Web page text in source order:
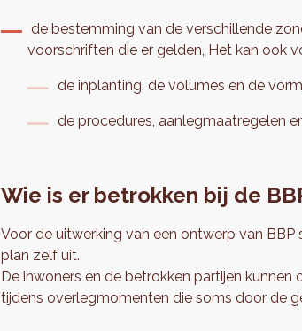
de bestemming van de verschillende
voorschriften die er gelden, Het kan ook
de inplanting, de volumes en de
de procedures, aanlegmaatregelen
Wie is er betrokken bij de
Voor de uitwerking van een ontwerp van
plan zelf uit.
De inwoners en de betrokken partijen
tijdens overlegmomenten die soms door de